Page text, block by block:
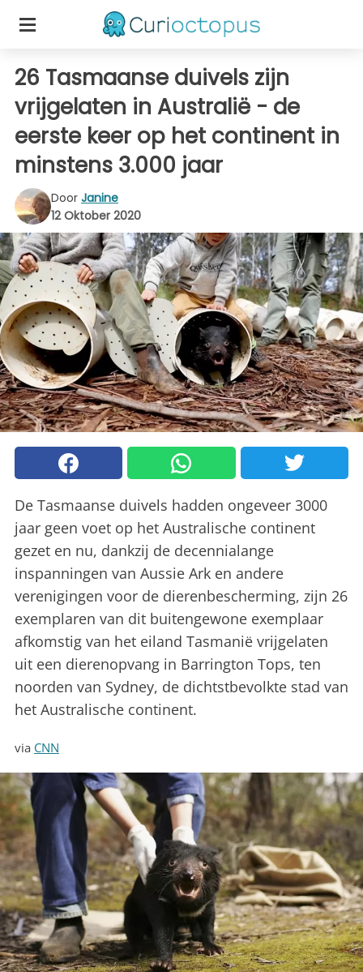
26 Tasmaanse duivels zijn
vrijgelaten in Australië - de
eerste keer op het continent in
minstens 3.000 jaar
Door Janine
12 Oktober 2020
De Tasmaanse duivels hadden ongeveer 3000
jaar geen voet op het Australische continent
gezet en nu, dankzij de decennialange
inspanningen van Aussie Ark en andere
verenigingen voor de dierenbescherming, zijn 26
exemplaren van dit buitengewone exemplaar
afkomstig van het eiland Tasmanië vrijgelaten
uit een dierenopvang in Barrington Tops, ten
noorden van Sydney, de dichtstbevolkte stad van
het Australische continent.
via CNN